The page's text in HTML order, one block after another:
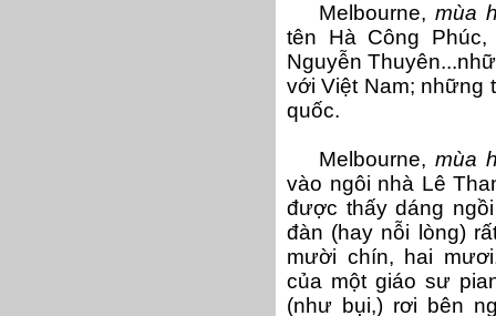
Melbourne, mùa
tên Hà Công
Nguyễn
với Việt Nam; những
quốc.
Melbourne, mùa
vào ngôi nhà Lê
được thấy dáng
đàn (hay nỗi lòng)
mười chín, hai
của một giáo sư
(như bụi,) rơi bên